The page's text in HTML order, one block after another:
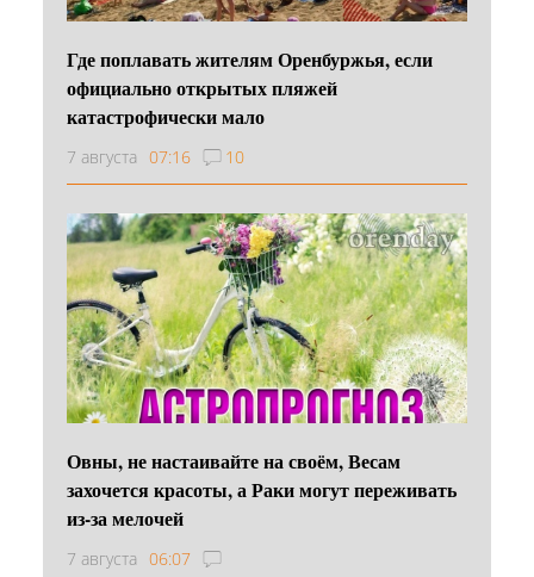
Где поплавать жителям Оренбуржья, если
официально открытых пляжей
катастрофически мало
7 августа 07:16 10
Овны, не настаивайте на своём, Весам
захочется красоты, а Раки могут переживать
из-за мелочей
7 августа 06:07